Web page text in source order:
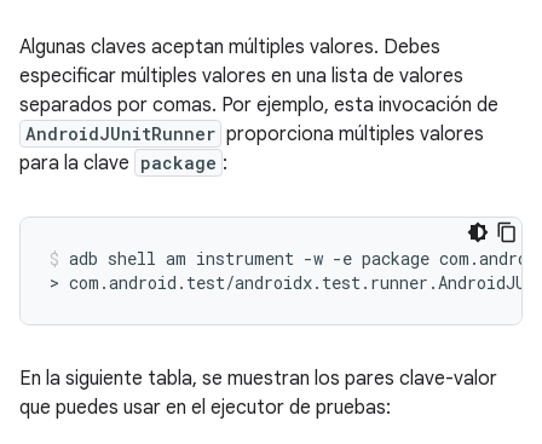
Algunas claves aceptan múltiples valores. Debes
especificar múltiples valores en una lista de valores
separados por comas. Por ejemplo, esta invocación de
AndroidJUnitRunner proporciona múltiples valores
para la clave package :
adb shell am instrument -w -e package
> com.android.test/
En la siguiente tabla, se muestran los pares clave-valor
que puedes usar en el ejecutor de pruebas: